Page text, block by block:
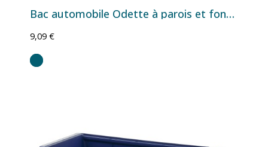
Bac automobile Odette à parois et fond ouverts - 9 L - 396×297×114 mm
9,09 €